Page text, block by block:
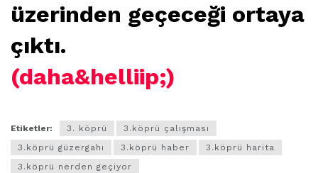
üzerinden geçeceği ortaya
çıktı.
(daha&helliip;)
Etiketler: 3. köprü
3.köprü çalışması
3.köprü güzergahı
3.köprü haber
3.köprü harita
3.köprü nerden geçiyor